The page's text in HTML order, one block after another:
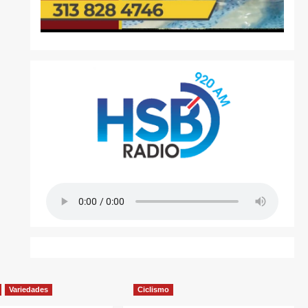
Variedades Ciclismo